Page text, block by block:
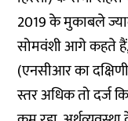
2019 के मुकाबले
सोमवंशी आगे कहते हैं,
(एनसीआर का
स्तर अधिक तो दर्ज